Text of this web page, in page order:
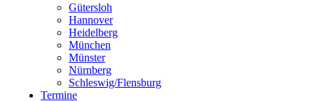
Gütersloh
Hannover
Heidelberg
München
Münster
Nürnberg
Schleswig/Flensburg
Termine